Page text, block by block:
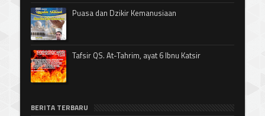
Puasa dan Dzikir Kemanusiaan
Tafsir QS. At-Tahrim, ayat 6 Ibnu Katsir
BERITA TERBARU